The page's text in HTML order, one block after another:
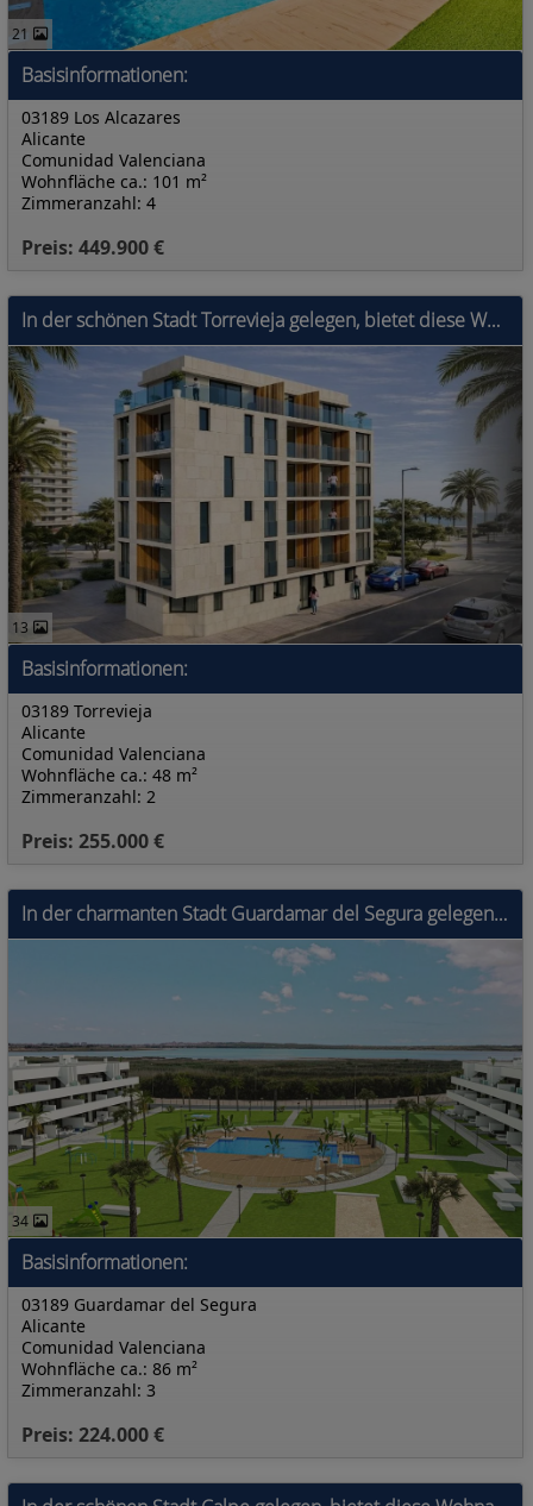
21
Basisinformationen:
03189 Los Alcazares
Alicante
Comunidad Valenciana
Preis: 449.900 €
Wohnfläche ca.: 101 m²
Zimmeranzahl: 4
In der schönen Stadt Torrevieja gelegen, bietet diese Wohnanlage eine Auswahl an Apartments, Erdgeschossen und Penthäusern. Mit insgesamt 10 Immobili
13
Basisinformationen:
03189 Torrevieja
Alicante
Comunidad Valenciana
Preis: 255.000 €
Wohnfläche ca.: 48 m²
Zimmeranzahl: 2
In der charmanten Stadt Guardamar del Segura gelegen, bietet diese Wohnanlage eine Auswahl von 44 Wohneinheiten, darunter Apartments, Erdgeschosse un
34
Basisinformationen:
03189 Guardamar del Segura
Alicante
Comunidad Valenciana
Preis: 224.000 €
Wohnfläche ca.: 86 m²
Zimmeranzahl: 3